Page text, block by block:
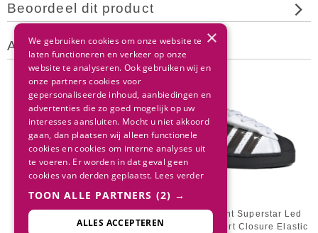
Beoordeel dit product
Andere klanten bekeken ook
adidas Kids Superstar LED
Light Cloud White / Cloud
adidas Infant Superstar Led
Lights Comfort Closure Elastic
×
We gebruiken cookies om onze website te
laten functioneren en verkeer op onze
website te analyseren. Ook gebruiken wij en
onze partners cookies voor
gepersonaliseerde inhoud, aanbiedingen en
advertenties die zo goed mogelijk op uw
interesses aansluiten. Mocht u niet akkoord
gaan, dan plaatsen wij alleen functionele
cookies en cookies om interne analyses uit
te voeren. Er worden in dat geval geen
cookies van derden geplaatst. Lees verder
TOON ALLE PARTNERS (2) →
ALLES ACCEPTEREN